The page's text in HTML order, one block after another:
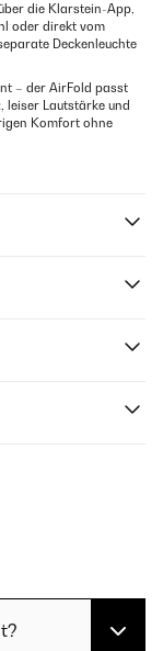
die Klarstein-App,
oder direkt vom
Deckenleuchte
– der AirFold passt
leiser Lautstärke und
Komfort ohne